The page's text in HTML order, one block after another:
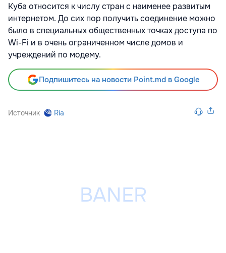
Куба относится к числу стран с наименее развитым
интернетом. До сих пор получить соединение можно
было в специальных общественных точках доступа по
Wi-Fi и в очень ограниченном числе домов и
учреждений по модему.
Подпишитесь на новости Point.md в Google
Источник Ria